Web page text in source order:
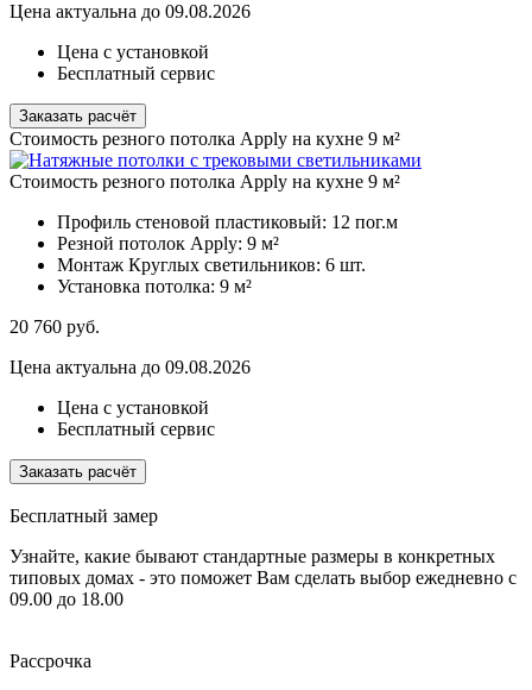
Цена актуальна до 09.08.2026
Цена с установкой
Бесплатный сервис
Заказать расчёт
Стоимость резного потолка Apply на кухне 9 м²
Стоимость резного потолка Apply на кухне 9 м²
Профиль стеновой пластиковый: 12 пог.м
Резной потолок Apply: 9 м²
Монтаж Круглых светильников: 6 шт.
Установка потолка: 9 м²
20 760 руб.
Цена актуальна до 09.08.2026
Цена с установкой
Бесплатный сервис
Заказать расчёт
Бесплатный замер
Узнайте, какие бывают стандартные размеры в конкретных
типовых домах - это поможет Вам сделать выбор ежедневно с
09.00 до 18.00
Рассрочка